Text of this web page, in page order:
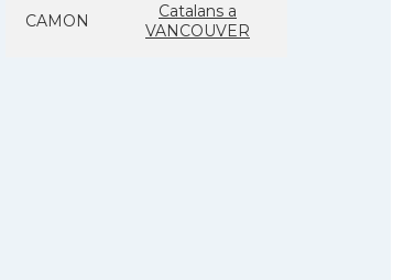
CAMON
Catalans a
VANCOUVER